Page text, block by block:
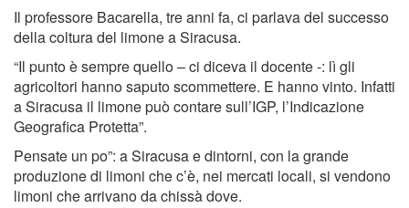
Il professore Bacarella, tre anni fa, ci parlava del successo
della coltura del limone a Siracusa.
“Il punto è sempre quello – ci diceva il docente -: lì gli
agricoltori hanno saputo scommettere. E hanno vinto. Infatti
a Siracusa il limone può contare sull’IGP, l’Indicazione
Geografica Protetta”.
Pensate un po”: a Siracusa e dintorni, con la grande
produzione di limoni che c’è, nei mercati locali, si vendono
limoni che arrivano da chissà dove.